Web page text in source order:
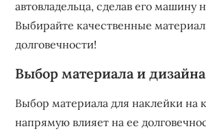
автовладельца, сделав его машину
Выбирайте качественные
долговечности!
Выбор материала и дизайна
Выбор материала для наклейки на
напрямую влияет на ее